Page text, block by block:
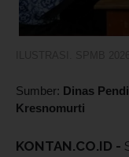
Sumber: Dinas
Kresnomurti
KONTAN.CO.ID -